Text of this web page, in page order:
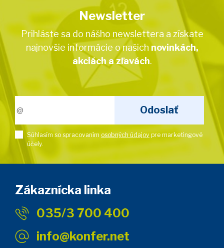
Newsletter
Prihláste sa do nášho newslettera a získate
najnovšie informácie o našich novinkách,
akciách a zľavách.
Súhlasím so spracovaním osobných údajov pre marketingové
účely.
Zákaznícka linka
035/3 700 400
info@konfer.net